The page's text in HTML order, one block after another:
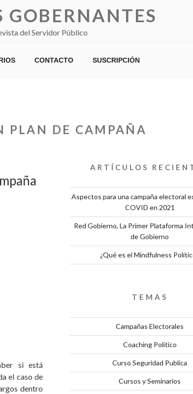
GOBERNANTES
del Servidor Público
CONTACTO SUSCRIPCIÓN
PLAN DE CAMPAÑA
si está
el caso de
dentro
ARTÍCULOS
Aspectos para una campaña electoral
COVID en 2021
Red Gobierno, La Primer Plataforma
de Gobierno
¿Qué es el Mindfulness
TEMAS
Campañas Electorales
Coaching Político
Curso Seguridad Publica
Cursos y Seminarios